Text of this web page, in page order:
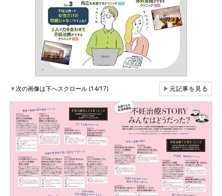
▼次の画像は下へスクロール (14/17) ▶元記事を見る